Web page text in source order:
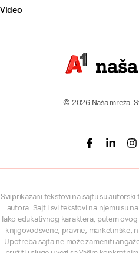
Video
© 2026 Naša mreža.
Facebook
Svi prikazani tekstovi na sajtu su
autora. Sajt i svi tekstovi na njemu su
Iako edukativnog karaktera, putem ovog
knjigovodsvene, pravne, marketinške,
Upotreba sajta ne može zameniti